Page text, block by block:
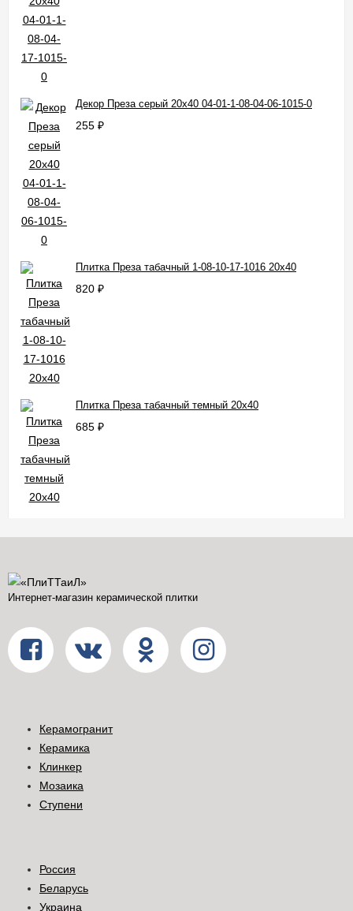
Декор Преза серый 20x40 04-01-1-08-04-06-1015-0
255 ₽
Плитка Преза табачный 1-08-10-17-1016 20x40
820 ₽
Плитка Преза табачный темный 20x40
685 ₽
Интернет-магазин керамической плитки
Керамогранит
Керамика
Клинкер
Мозаика
Ступени
Россия
Беларусь
Украина